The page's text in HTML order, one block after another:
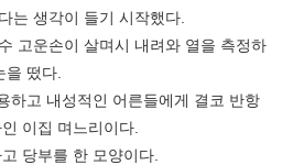
는 생각이 들기 시작했다.
고운손이 살며시 내려와 열을 측정하
떴다.
하고 내성적인 어른들에게 결코 반항
이집 며느리이다.
당부를 한 모양이다.